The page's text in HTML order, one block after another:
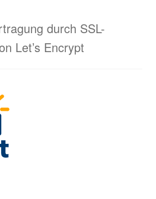
durch SSL-
Let’s Encrypt